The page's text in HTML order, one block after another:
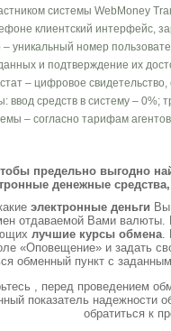
системы WebMoney
клиентский интерфейс,
уникальный номер
и подтверждение их
– цифровое
ввод средств в систему – 0%;
– согласно тарифам
предельно выгодно
денежные
электронные деньги Вы
отдаваемой Вами валюты.
лучшие курсы обмена.
«Оповещение» и задать
обменный пункт с
, перед проведением
показатель надежности
обратиться к